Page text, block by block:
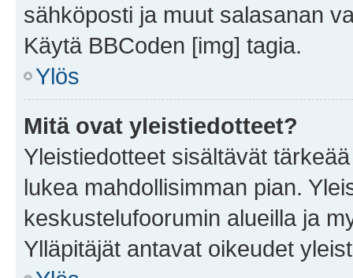
sähköposti ja muut salasanan
Käytä BBCoden [img] tagia.
Ylös
Mitä ovat yleistiedotteet?
Yleistiedotteet sisältävät
lukea mahdollisimman pian.
keskustelufoorumin alueilla ja
Ylläpitäjät antavat oikeudet